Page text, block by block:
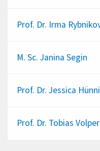
Prof. Dr. Irma
M. Sc. Janina Segin
Prof. Dr. Jessica
Prof. Dr. Tobias